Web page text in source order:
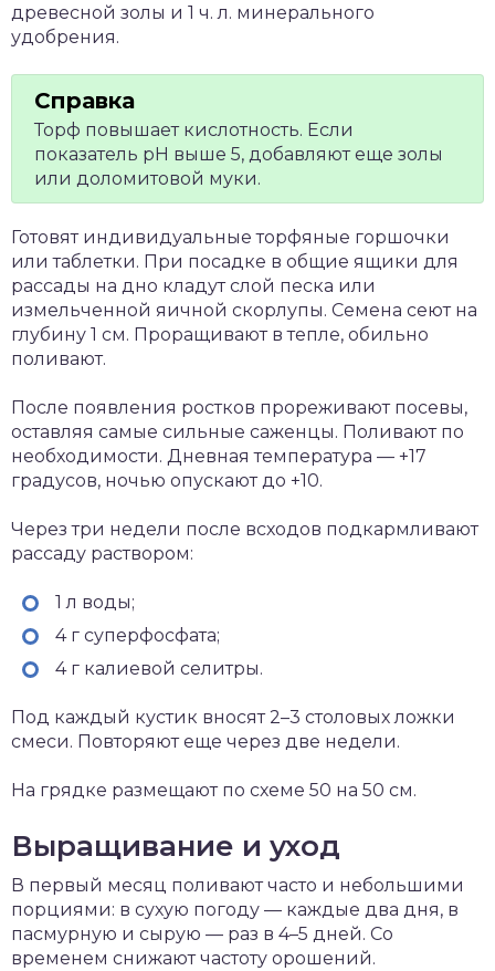
древесной золы и 1 ч. л. минерального
удобрения.
Торф повышает кислотность. Если
показатель pH выше 5, добавляют еще золы
или доломитовой муки.
Готовят индивидуальные торфяные горшочки
или таблетки. При посадке в общие ящики для
рассады на дно кладут слой песка или
измельченной яичной скорлупы. Семена сеют на
глубину 1 см. Проращивают в тепле, обильно
поливают.
После появления ростков прореживают посевы,
оставляя самые сильные саженцы. Поливают по
необходимости. Дневная температура — +17
градусов, ночью опускают до +10.
Через три недели после всходов подкармливают
рассаду раствором:
1 л воды;
4 г суперфосфата;
4 г калиевой селитры.
Под каждый кустик вносят 2–3 столовых ложки
смеси. Повторяют еще через две недели.
На грядке размещают по схеме 50 на 50 см.
Выращивание и уход
В первый месяц поливают часто и небольшими
порциями: в сухую погоду — каждые два дня, в
пасмурную и сырую — раз в 4–5 дней. Со
временем снижают частоту орошений.